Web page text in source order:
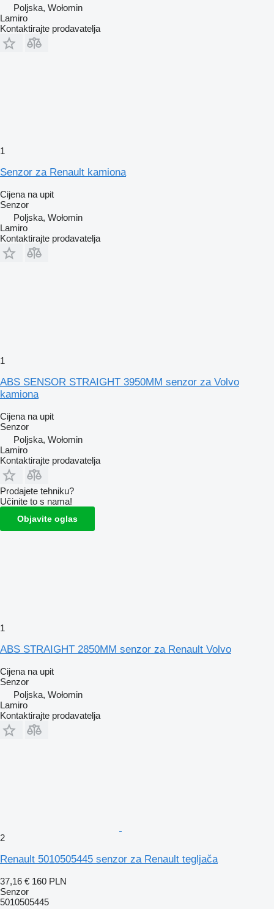
Poljska, Wołomin
Lamiro
Kontaktirajte prodavatelja
1
Senzor za Renault kamiona
Cijena na upit
Senzor
Poljska, Wołomin
Lamiro
Kontaktirajte prodavatelja
1
ABS SENSOR STRAIGHT 3950MM senzor za Volvo
kamiona
Cijena na upit
Senzor
Poljska, Wołomin
Lamiro
Kontaktirajte prodavatelja
Prodajete tehniku?
Učinite to s nama!
Objavite oglas
1
ABS STRAIGHT 2850MM senzor za Renault Volvo
Cijena na upit
Senzor
Poljska, Wołomin
Lamiro
Kontaktirajte prodavatelja
2
Renault 5010505445 senzor za Renault tegljača
37,16 € 160 PLN
Senzor
5010505445